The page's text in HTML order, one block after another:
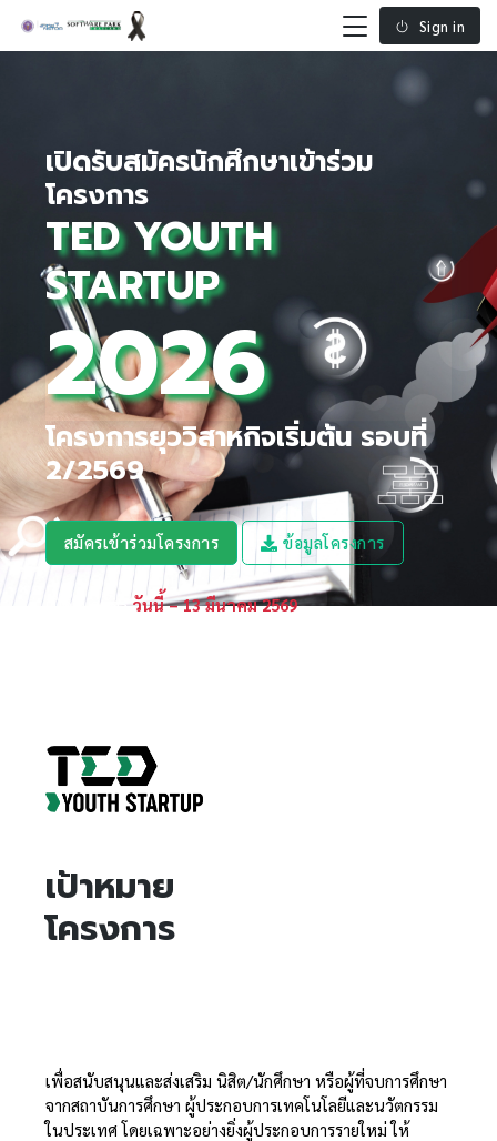
Sign in
เปิดรับสมัครนักศึกษาเข้าร่วม
โครงการ
TED YOUTH
STARTUP
2026
โครงการยุววิสาหกิจเริ่มต้น รอบที่
2/2569
สมัครเข้าร่วมโครงการ ข้อมูลโครงการ
เปิดรับสมัครวันนี้ – 13 มีนาคม 2569
เป้าหมาย
โครงการ
เพื่อสนับสนุนและส่งเสริม นิสิต/นักศึกษา หรือผู้ที่จบการศึกษา
จากสถาบันการศึกษา ผู้ประกอบการเทคโนโลยีและนวัตกรรม
ในประเทศ โดยเฉพาะอย่างยิ่งผู้ประกอบการรายใหม่ ให้